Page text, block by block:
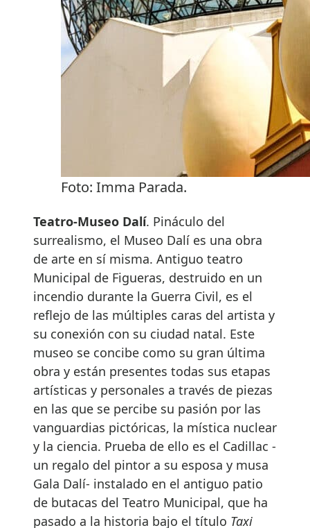
Foto: Imma Parada.
Teatro-Museo Dalí. Pináculo del
surrealismo, el Museo Dalí es una obra
de arte en sí misma. Antiguo teatro
Municipal de Figueras, destruido en un
incendio durante la Guerra Civil, es el
reflejo de las múltiples caras del artista y
su conexión con su ciudad natal. Este
museo se concibe como su gran última
obra y están presentes todas sus etapas
artísticas y personales a través de piezas
en las que se percibe su pasión por las
vanguardias pictóricas, la mística nuclear
y la ciencia. Prueba de ello es el Cadillac -
un regalo del pintor a su esposa y musa
Gala Dalí- instalado en el antiguo patio
de butacas del Teatro Municipal, que ha
pasado a la historia bajo el título Taxi